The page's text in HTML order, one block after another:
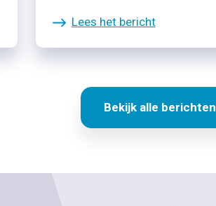
Lees het bericht
Bekijk alle berichten